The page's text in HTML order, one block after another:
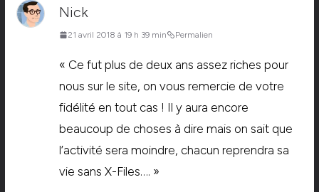
Nick
21 avril 2018 à 19 h 39 min Permalien
« Ce fut plus de deux ans assez riches pour
nous sur le site, on vous remercie de votre
fidélité en tout cas ! Il y aura encore
beaucoup de choses à dire mais on sait que
l’activité sera moindre, chacun reprendra sa
vie sans X-Files…. »